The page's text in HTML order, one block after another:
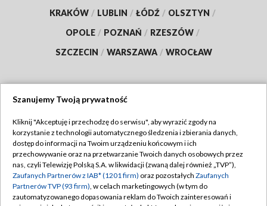
KRAKÓW / LUBLIN / ŁÓDŹ / OLSZTYN /
OPOLE / POZNAŃ / RZESZÓW /
SZCZECIN / WARSZAWA / WROCŁAW
TVP
Abonament TVP
Emisja w TVP
Centrum informacji TVP
Regulamin TVP
Polityka prywatności
Moje zgody
Szanujemy Twoją prywatność
Kliknij "Akceptuję i przechodzę do serwisu", aby wyrazić zgody na
korzystanie z technologii automatycznego śledzenia i zbierania danych,
dostęp do informacji na Twoim urządzeniu końcowym i ich
przechowywanie oraz na przetwarzanie Twoich danych osobowych przez
nas, czyli Telewizję Polską S.A. w likwidacji (zwaną dalej również „TVP”),
Zaufanych Partnerów z IAB* (1201 firm) oraz pozostałych Zaufanych
Partnerów TVP (93 firm), w celach marketingowych (w tym do
zautomatyzowanego dopasowania reklam do Twoich zainteresowań i